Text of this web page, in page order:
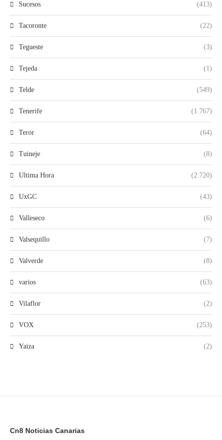
Sucesos (413)
Tacoronte (22)
Tegueste (3)
Tejeda (1)
Telde (549)
Tenerife (1.767)
Teror (64)
Tuineje (8)
Ultima Hora (2.720)
UxGC (43)
Valleseco (6)
Valsequillo (7)
Valverde (8)
varios (63)
Vilaflor (2)
VOX (253)
Yaiza (2)
Cn8 Noticias Canarias